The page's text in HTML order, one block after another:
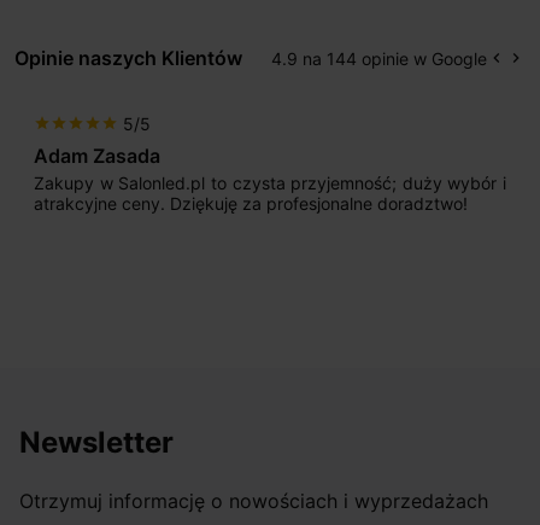
Opinie naszych Klientów 4.9 na 144 opinie w Google keyboard_arrow_left keyboard_arrow_right
star star star star star 5/5
Adam Zasada
Zakupy w Salonled.pl to czysta przyjemność; duży wybór i
atrakcyjne ceny. Dziękuję za profesjonalne doradztwo!
Newsletter
Otrzymuj informację o nowościach i wyprzedażach